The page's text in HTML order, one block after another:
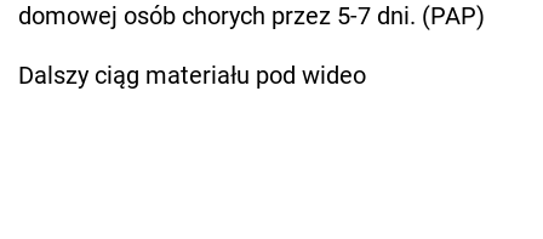
domowej osób chorych przez 5-7 dni. (PAP)
Dalszy ciąg materiału pod wideo